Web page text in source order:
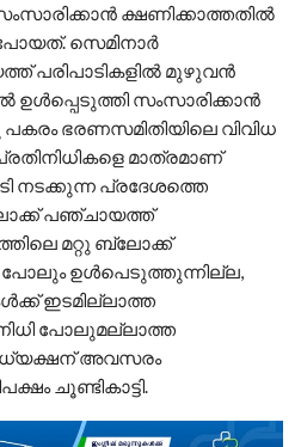
ക്ഷണിക്കാത്തതിൽ
സെമിനാർ
പരിപാടികളിൽ മുഴുവൻ
ഉൾപ്പെടുത്തി സംസാരിക്കാൻ
ഭരണസമിതിയിലെ വിവിധ
മാത്രമാണ്
നടക്കുന്ന പ്രദേശത്തെ
പഞ്ചായത്ത്
മറ്റു ബ്ലോക്ക്
ഉൾപെടുത്തുന്നില്ല,
ഇടമില്ലാത്ത
പോലുമല്ലാത്ത
അവസരം
ചൂണ്ടികാട്ടി.